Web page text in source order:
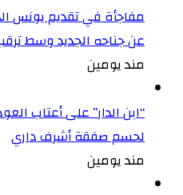
مفاجأة في تقديم يونس
عن جناحه الجديد وسط
مند يومين
“ابن الدار” على أعتاب
لحسم صفقة أشرف داري
مند يومين